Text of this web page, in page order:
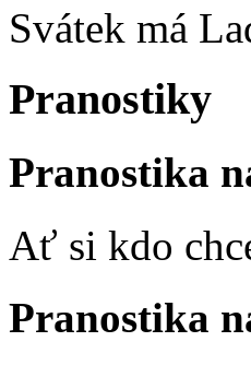
Svátek má
Pranostiky
Pranostika
Ať si kdo
Pranostika